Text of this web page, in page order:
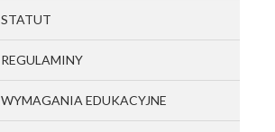
STATUT
REGULAMINY
WYMAGANIA EDUKACYJNE